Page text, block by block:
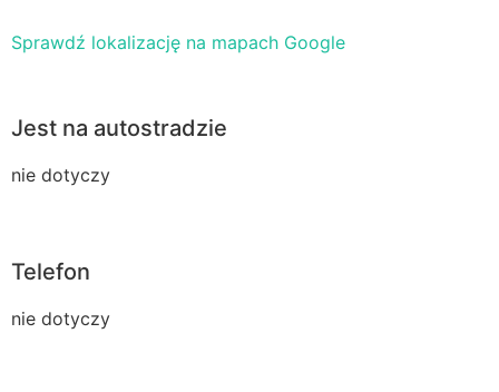
Sprawdź lokalizację na mapach Google
Jest na autostradzie
nie dotyczy
Telefon
nie dotyczy